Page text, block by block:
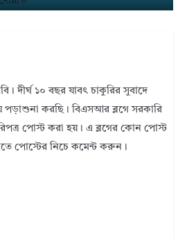
দীর্ঘ ১০ বছর যাবৎ চাকুরির সুবাদে
পড়াশুনা করছি। বিএসআর ব্লগে সরকারি
পোস্ট করা হয়। এ ব্লগের কোন পোস্ট
পোস্টের নিচে কমেন্ট করুন।